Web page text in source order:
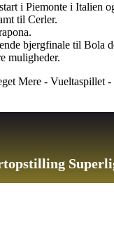
i Piemonte i Italien
til Cerler.
bjergfinale til Bola
muligheder.